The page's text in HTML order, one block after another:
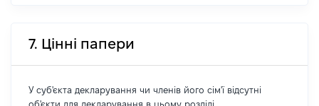
7. Цінні папери
У суб'єкта декларування чи членів його сім'ї відсутні
об'єкти для декларування в цьому розділі.